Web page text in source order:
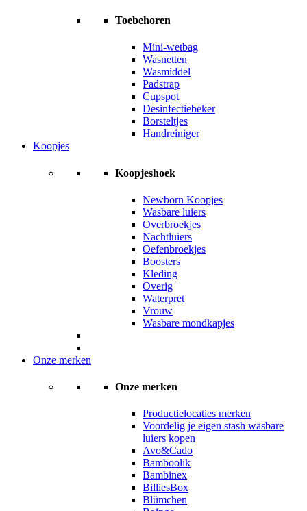
Toebehoren
Mini-wetbag
Wasnetten
Wasmiddel
Padstrap
Cupspot
Desinfectiebeker
Borsteltjes
Handreiniger
Koopjes
Koopjeshoek
Newborn Koopjes
Wasbare luiers
Overbroekjes
Nachtluiers
Oefenbroekjes
Boosters
Kleding
Overig
Waterpret
Vrouw
Wasbare mondkapjes
Onze merken
Onze merken
Productielocaties merken
Voordelig je eigen stash wasbare
luiers kopen
Avo&Cado
Bamboolik
Bambinex
BilliesBox
Blümchen